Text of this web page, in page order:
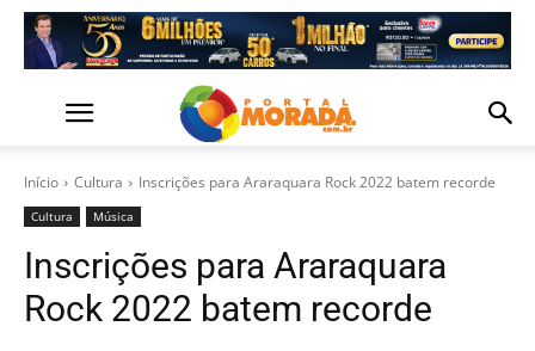
Início Cultura Inscrições para Araraquara Rock 2022 batem recorde
Cultura Música
Inscrições para Araraquara
Rock 2022 batem recorde